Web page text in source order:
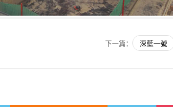
下一篇： 深藍一號